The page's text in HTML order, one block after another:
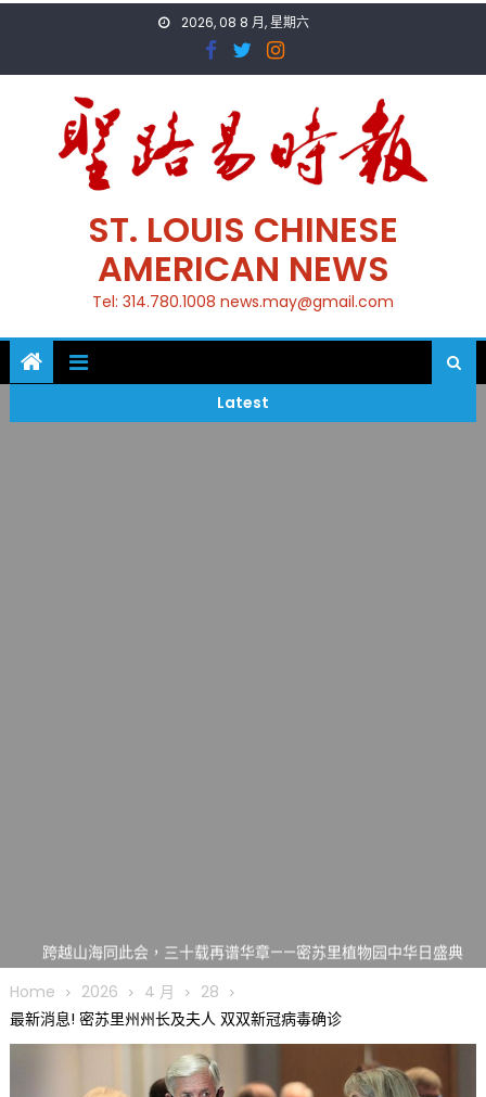
2026, 08 8 月, 星期六
ST. LOUIS CHINESE
AMERICAN NEWS
Tel: 314.780.1008 news.may@gmail.com
Latest
跨越山海同此会，三十载再谱华章——密苏里植物园中华日盛典
圆满举行
圣路易龙舟俱乐部5月16日龙舟体验日 邀请各界亲身体验划行乐
趣 + 水上竞速魅力
三十二载跨越时空的相逢
执掌密苏里植物园近四十年 致力推动全球植物多样性研究与中美
Home 2026 4 月
28
最新消息! 密苏里州州长及夫人 双双新冠病毒确诊